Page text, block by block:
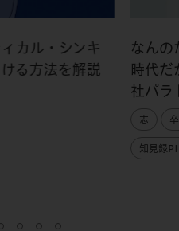
カル・シンキ
る方法を解説
なんの
時代だ
社パラ
志
知見録